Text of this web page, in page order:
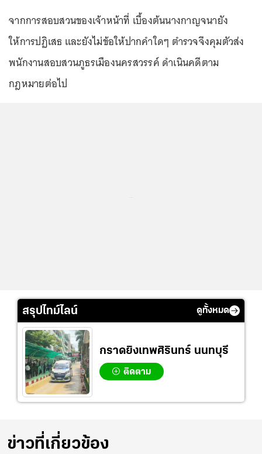
จากการสอบสวนของเจ้าหน้าที่ เบื้องต้นนางกาญจนายัง
ให้การปฏิเสธ และยังไม่ข้อให้ปากคำใดๆ ตำรวจจึงคุมตัวส่ง
พนักงานสอบสวนภูธรเมืองนครสวรรค์ ดำเนินคดีตาม
กฎหมายต่อไป
สรุปไทม์ไลน์ ดูทั้งหมด
กราดยิงเทพศิรินทร์ นนทบุรี
ติดตาม
ข่าวที่เกี่ยวข้อง